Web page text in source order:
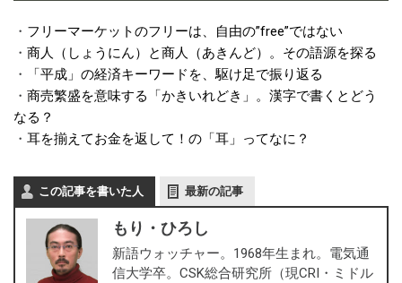
・ フリーマーケットのフリーは、自由の”free”ではない
・ 商人（しょうにん）と商人（あきんど）。その語源を探る
・
「平成」の経済キーワードを、駆け足で振り返る
・ 商売繁盛を意味する「かきいれどき」。漢字で書くとどう
なる？
・ 耳を揃えてお金を返して！の「耳」ってなに？
この記事を書いた人 最新の記事
もり・ひろし
新語ウォッチャー。1968年生まれ。電気通
信大学卒。CSK総合研究所（現CRI・ミドル